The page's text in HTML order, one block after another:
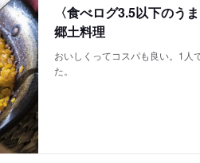
〈食べログ3.5以下のう
郷土料理
おいしくってコスパも良い。1人
た。